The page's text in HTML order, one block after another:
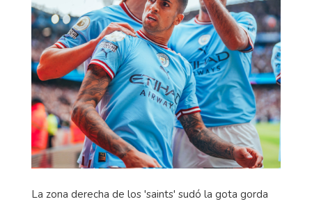
La zona derecha de los 'saints' sudó la gota gorda